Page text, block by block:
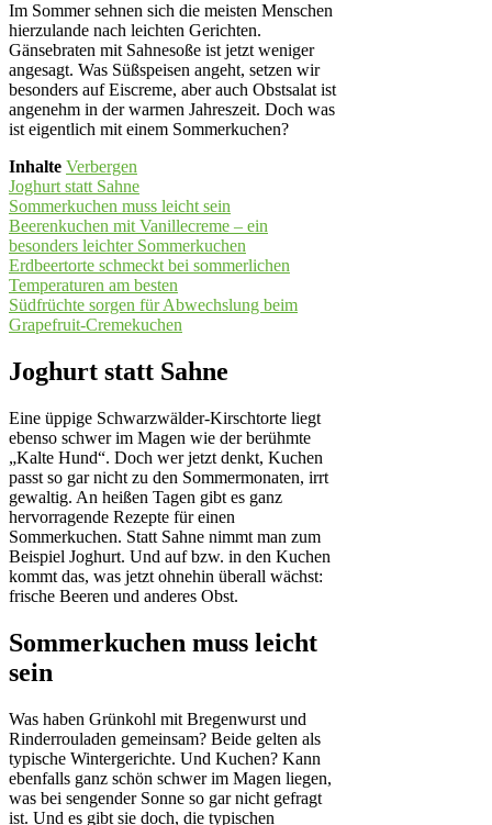
Im Sommer sehnen sich die meisten Menschen
hierzulande nach leichten Gerichten.
Gänsebraten mit Sahnesoße ist jetzt weniger
angesagt. Was Süßspeisen angeht, setzen wir
besonders auf Eiscreme, aber auch Obstsalat ist
angenehm in der warmen Jahreszeit. Doch was
ist eigentlich mit einem Sommerkuchen?
Inhalte Verbergen
Joghurt statt Sahne
Sommerkuchen muss leicht sein
Beerenkuchen mit Vanillecreme – ein
besonders leichter Sommerkuchen
Erdbeertorte schmeckt bei sommerlichen
Temperaturen am besten
Südfrüchte sorgen für Abwechslung beim
Grapefruit-Cremekuchen
Joghurt statt Sahne
Eine üppige Schwarzwälder-Kirschtorte liegt
ebenso schwer im Magen wie der berühmte
„Kalte Hund“. Doch wer jetzt denkt, Kuchen
passt so gar nicht zu den Sommermonaten, irrt
gewaltig. An heißen Tagen gibt es ganz
hervorragende Rezepte für einen
Sommerkuchen. Statt Sahne nimmt man zum
Beispiel Joghurt. Und auf bzw. in den Kuchen
kommt das, was jetzt ohnehin überall wächst:
frische Beeren und anderes Obst.
Sommerkuchen muss leicht
sein
Was haben Grünkohl mit Bregenwurst und
Rinderrouladen gemeinsam? Beide gelten als
typische Wintergerichte. Und Kuchen? Kann
ebenfalls ganz schön schwer im Magen liegen,
was bei sengender Sonne so gar nicht gefragt
ist. Und es gibt sie doch, die typischen